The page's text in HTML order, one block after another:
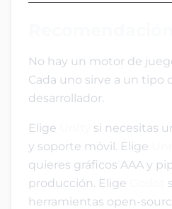
No hay un motor de
Cada uno sirve a un tipo
desarrollador.
Elige
si necesitas
y soporte móvil. Elige
quieres gráficos AAA y
producción. Elige
herramientas open-